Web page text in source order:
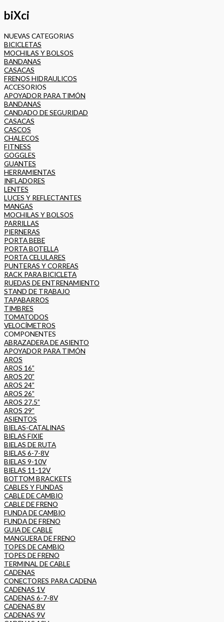
biXci
NUEVAS CATEGORIAS
BICICLETAS
MOCHILAS Y BOLSOS
BANDANAS
CASACAS
FRENOS HIDRAULICOS
ACCESORIOS
APOYADOR PARA TIMÓN
BANDANAS
CANDADO DE SEGURIDAD
CASACAS
CASCOS
CHALECOS
FITNESS
GOGGLES
GUANTES
HERRAMIENTAS
INFLADORES
LENTES
LUCES Y REFLECTANTES
MANGAS
MOCHILAS Y BOLSOS
PARRILLAS
PIERNERAS
PORTA BEBE
PORTA BOTELLA
PORTA CELULARES
PUNTERAS Y CORREAS
RACK PARA BICICLETA
RUEDAS DE ENTRENAMIENTO
STAND DE TRABAJO
TAPABARROS
TIMBRES
TOMATODOS
VELOCÍMETROS
COMPONENTES
ABRAZADERA DE ASIENTO
APOYADOR PARA TIMÓN
AROS
AROS 16”
AROS 20”
AROS 24”
AROS 26”
AROS 27.5”
AROS 29”
ASIENTOS
BIELAS-CATALINAS
BIELAS FIXIE
BIELAS DE RUTA
BIELAS 6-7-8V
BIELAS 9-10V
BIELAS 11-12V
BOTTOM BRACKETS
CABLES Y FUNDAS
CABLE DE CAMBIO
CABLE DE FRENO
FUNDA DE CAMBIO
FUNDA DE FRENO
GUIA DE CABLE
MANGUERA DE FRENO
TOPES DE CAMBIO
TOPES DE FRENO
TERMINAL DE CABLE
CADENAS
CONECTORES PARA CADENA
CADENAS 1V
CADENAS 6-7-8V
CADENAS 8V
CADENAS 9V